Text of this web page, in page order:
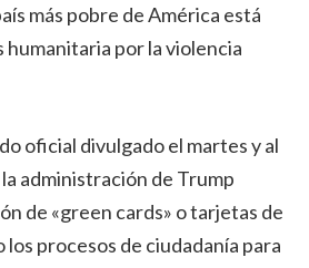
más pobre de América está
humanitaria por la violencia
oficial divulgado el martes y al
administración de Trump
de «green cards» o tarjetas de
los procesos de ciudadanía para